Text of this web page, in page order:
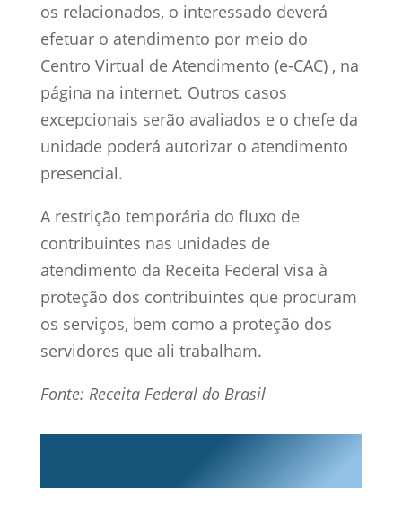
os relacionados, o interessado deverá
efetuar o atendimento por meio do
Centro Virtual de Atendimento (e-CAC) , na
página na internet. Outros casos
excepcionais serão avaliados e o chefe da
unidade poderá autorizar o atendimento
presencial.
A restrição temporária do fluxo de
contribuintes nas unidades de
atendimento da Receita Federal visa à
proteção dos contribuintes que procuram
os serviços, bem como a proteção dos
servidores que ali trabalham.
Fonte: Receita Federal do Brasil